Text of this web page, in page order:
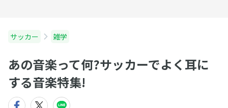
サッカー 雑学
あの音楽って何?サッカーでよく耳に
する音楽特集!